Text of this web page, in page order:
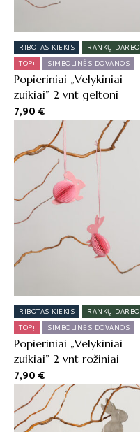
RIBOTAS KIEKIS
RANKŲ DARBO
TOP!
SIMBOLINĖS DOVANOS
Popieriniai „Velykiniai
zuikiai” 2 vnt geltoni
7,90€
RIBOTAS KIEKIS
RANKŲ DARBO
TOP!
SIMBOLINĖS DOVANOS
Popieriniai „Velykiniai
zuikiai” 2 vnt rožiniai
7,90€